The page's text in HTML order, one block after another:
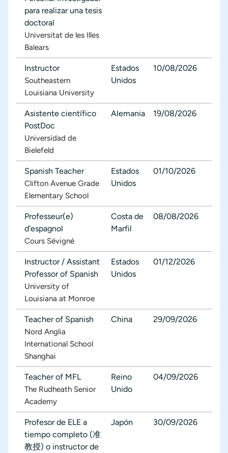
para realizar una tesis
doctoral
Universitat de les Illes
Balears
Instructor
Southeastern
Louisiana University
Estados
Unidos
10/08/2026
Asistente científico
PostDoc
Universidad de
Bielefeld
Alemania 19/08/2026
Spanish Teacher
Clifton Avenue Grade
Elementary School
Estados
Unidos
01/10/2026
Professeur(e)
d'espagnol
Cours Sévigné
Costa de
Marfil
08/08/2026
Instructor / Assistant
Professor of Spanish
University of
Louisiana at Monroe
Estados
Unidos
01/12/2026
Teacher of Spanish
Nord Anglia
International School
Shanghai
China 29/09/2026
Teacher of MFL
The Rudheath Senior
Academy
Reino
Unido
04/09/2026
Profesor de ELE a
tiempo completo (准
教授) o instructor de
Japón 30/09/2026